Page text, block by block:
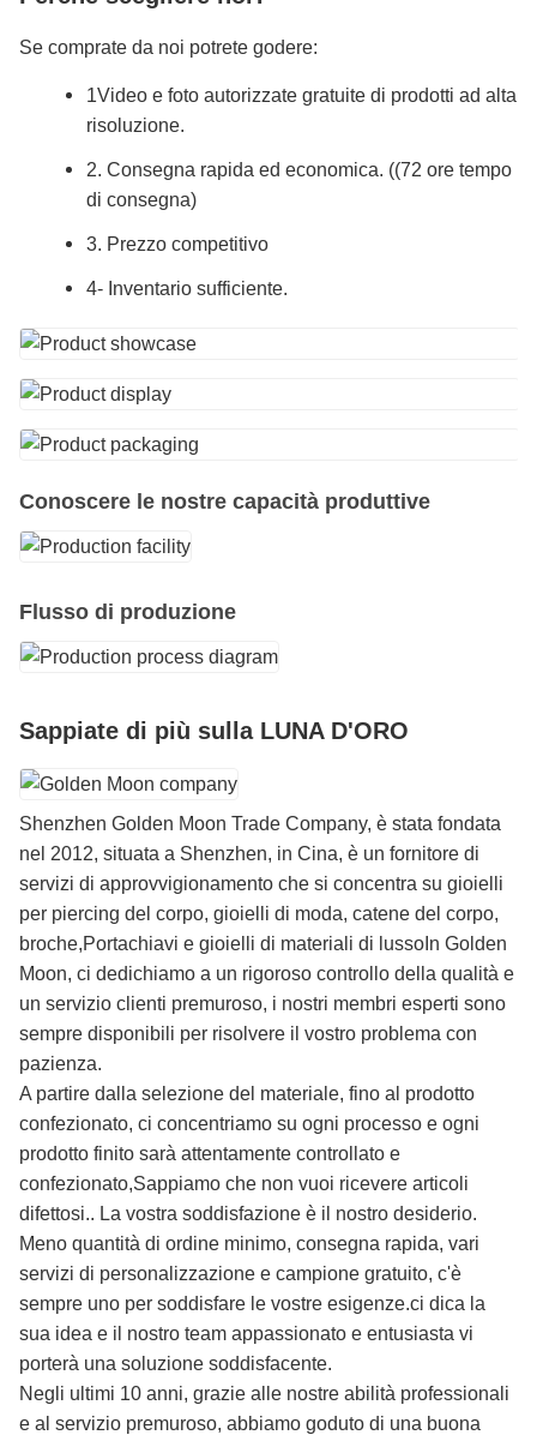
Se comprate da noi potrete godere:
1Video e foto autorizzate gratuite di prodotti ad alta
risoluzione.
2. Consegna rapida ed economica. ((72 ore tempo
di consegna)
3. Prezzo competitivo
4- Inventario sufficiente.
Conoscere le nostre capacità produttive
Flusso di produzione
Sappiate di più sulla LUNA D'ORO
Shenzhen Golden Moon Trade Company, è stata fondata
nel 2012, situata a Shenzhen, in Cina, è un fornitore di
servizi di approvvigionamento che si concentra su gioielli
per piercing del corpo, gioielli di moda, catene del corpo,
broche,Portachiavi e gioielli di materiali di lussoIn Golden
Moon, ci dedichiamo a un rigoroso controllo della qualità e
un servizio clienti premuroso, i nostri membri esperti sono
sempre disponibili per risolvere il vostro problema con
pazienza.
A partire dalla selezione del materiale, fino al prodotto
confezionato, ci concentriamo su ogni processo e ogni
prodotto finito sarà attentamente controllato e
confezionato,Sappiamo che non vuoi ricevere articoli
difettosi.. La vostra soddisfazione è il nostro desiderio.
Meno quantità di ordine minimo, consegna rapida, vari
servizi di personalizzazione e campione gratuito, c'è
sempre uno per soddisfare le vostre esigenze.ci dica la
sua idea e il nostro team appassionato e entusiasta vi
porterà una soluzione soddisfacente.
Negli ultimi 10 anni, grazie alle nostre abilità professionali
e al servizio premuroso, abbiamo goduto di una buona